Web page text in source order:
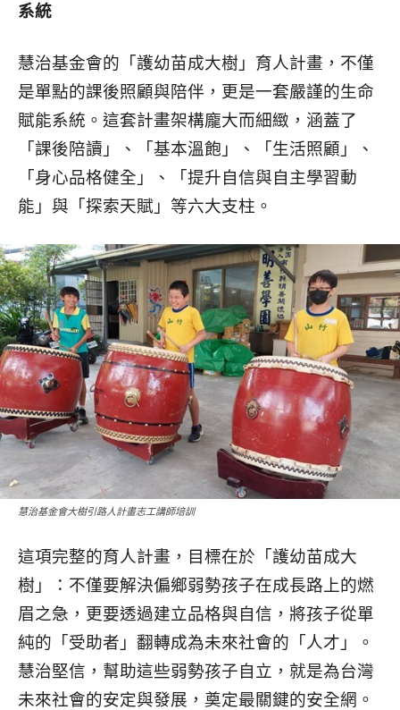
系統
慧治基金會的「護幼苗成大樹」育人計畫，不僅
是單點的課後照顧與陪伴，更是一套嚴謹的生命
賦能系統。這套計畫架構龐大而細緻，涵蓋了
「課後陪讀」、「基本溫飽」、「生活照顧」、
「身心品格健全」、「提升自信與自主學習動
能」與「探索天賦」等六大支柱。
慧治基金會大樹引路人計畫志工講師培訓
這項完整的育人計畫，目標在於「護幼苗成大
樹」：不僅要解決偏鄉弱勢孩子在成長路上的燃
眉之急，更要透過建立品格與自信，將孩子從單
純的「受助者」翻轉成為未來社會的「人才」。
慧治堅信，幫助這些弱勢孩子自立，就是為台灣
未來社會的安定與發展，奠定最關鍵的安全網。